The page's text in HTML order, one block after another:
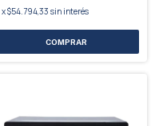
x$54.794,33 sin interés